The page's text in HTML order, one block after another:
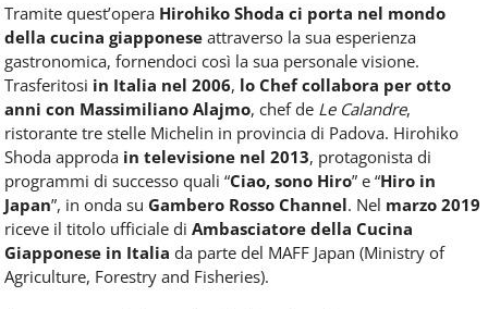
Tramite quest’opera Hirohiko Shoda ci porta nel mondo
della cucina giapponese attraverso la sua esperienza
gastronomica, fornendoci così la sua personale visione.
Trasferitosi in Italia nel 2006, lo Chef collabora per otto
anni con Massimiliano Alajmo, chef de Le Calandre,
ristorante tre stelle Michelin in provincia di Padova. Hirohiko
Shoda approda in televisione nel 2013, protagonista di
programmi di successo quali “Ciao, sono Hiro” e “Hiro in
Japan”, in onda su Gambero Rosso Channel. Nel marzo 2019
riceve il titolo ufficiale di Ambasciatore della Cucina
Giapponese in Italia da parte del MAFF Japan (Ministry of
Agriculture, Forestry and Fisheries).